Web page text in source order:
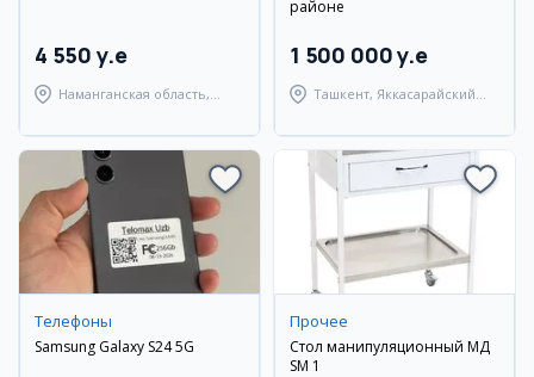
4 550 y.e
Наманганская область,
районе
1 500 000 y.e
Ташкент, Яккасарайский
Телефоны
Samsung Galaxy S24 5G
Прочее
Стол манипуляционный МД
SM 1